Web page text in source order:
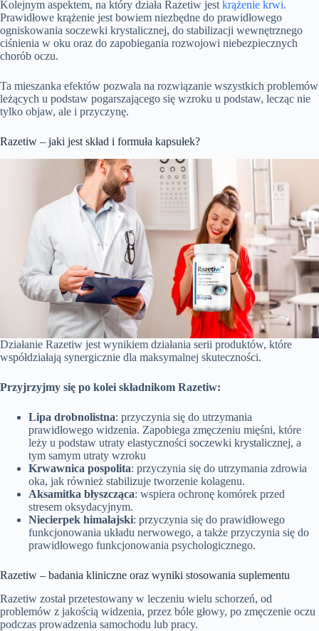
Kolejnym aspektem, na który działa Razetiw jest krążenie krwi.
Prawidłowe krążenie jest bowiem niezbędne do prawidłowego
ogniskowania soczewki krystalicznej, do stabilizacji wewnętrznego
ciśnienia w oku oraz do zapobiegania rozwojowi niebezpiecznych
chorób oczu.
Ta mieszanka efektów pozwala na rozwiązanie wszystkich problemów
leżących u podstaw pogarszającego się wzroku u podstaw, lecząc nie
tylko objaw, ale i przyczynę.
Razetiw – jaki jest skład i formuła kapsułek?
Działanie Razetiw jest wynikiem działania serii produktów, które
współdziałają synergicznie dla maksymalnej skuteczności.
Przyjrzyjmy się po kolei składnikom Razetiw:
Lipa drobnolistna: przyczynia się do utrzymania
prawidłowego widzenia. Zapobiega zmęczeniu mięśni, które
leży u podstaw utraty elastyczności soczewki krystalicznej, a
tym samym utraty wzroku
Krwawnica pospolita: przyczynia się do utrzymania zdrowia
oka, jak również stabilizuje tworzenie kolagenu.
Aksamitka błyszcząca: wspiera ochronę komórek przed
stresem oksydacyjnym.
Niecierpek himalajski: przyczynia się do prawidłowego
funkcjonowania układu nerwowego, a także przyczynia się do
prawidłowego funkcjonowania psychologicznego.
Razetiw – badania kliniczne oraz wyniki stosowania suplementu
Razetiw został przetestowany w leczeniu wielu schorzeń, od
problemów z jakością widzenia, przez bóle głowy, po zmęczenie oczu
podczas prowadzenia samochodu lub pracy.